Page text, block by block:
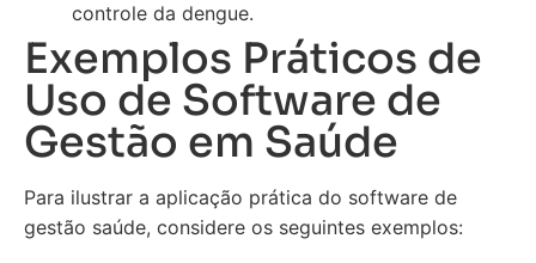
controle da dengue.
Exemplos Práticos de
Uso de Software de
Gestão em Saúde
Para ilustrar a aplicação prática do software de
gestão saúde, considere os seguintes exemplos: